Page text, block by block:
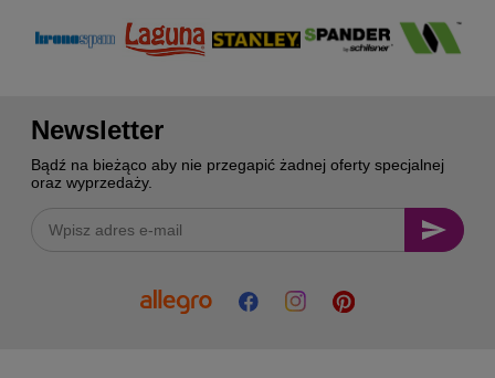
Newsletter
Bądź na bieżąco aby nie przegapić żadnej oferty specjalnej
oraz wyprzedaży.